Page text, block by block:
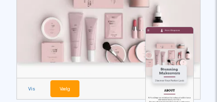
Vis Vælg